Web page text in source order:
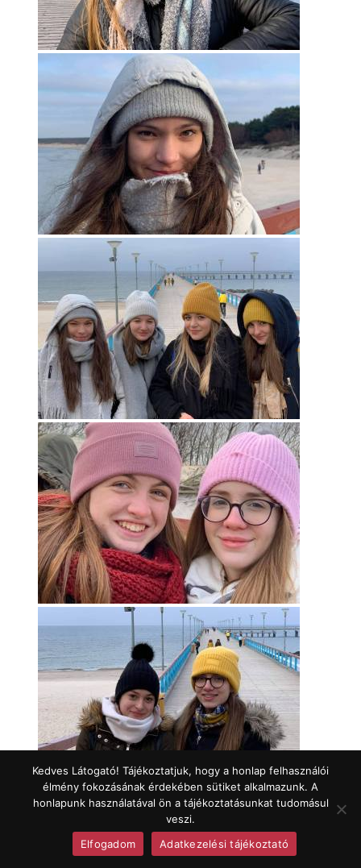
Kedves Látogató! Tájékoztatjuk, hogy a honlap felhasználói
élmény fokozásának érdekében sütiket alkalmazunk. A
honlapunk használatával ön a tájékoztatásunkat tudomásul
veszi.
Elfogadom
Adatkezelési tájékoztató